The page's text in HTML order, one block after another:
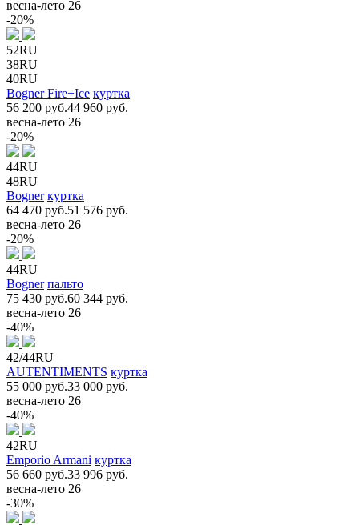
весна-лето 26
-20%
52RU
38RU
40RU
Bogner Fire+Ice куртка
56 200 руб.44 960 руб.
весна-лето 26
-20%
44RU
48RU
Bogner куртка
64 470 руб.51 576 руб.
весна-лето 26
-20%
44RU
Bogner пальто
75 430 руб.60 344 руб.
весна-лето 26
-40%
42/44RU
AUTENTIMENTS куртка
55 000 руб.33 000 руб.
весна-лето 26
-40%
42RU
Emporio Armani куртка
56 660 руб.33 996 руб.
весна-лето 26
-30%